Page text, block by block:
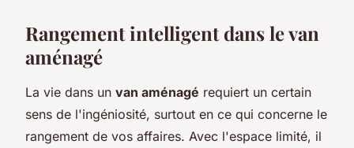
Rangement intelligent dans le van
aménagé
La vie dans un van aménagé requiert un certain
sens de l'ingéniosité, surtout en ce qui concerne le
rangement de vos affaires. Avec l'espace limité, il